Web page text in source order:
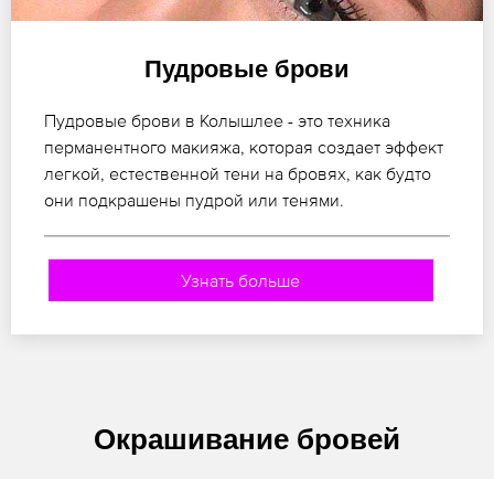
Пудровые брови
Пудровые брови в Колышлее - это техника
перманентного макияжа, которая создает эффект
легкой, естественной тени на бровях, как будто
они подкрашены пудрой или тенями.
Узнать больше
Окрашивание бровей